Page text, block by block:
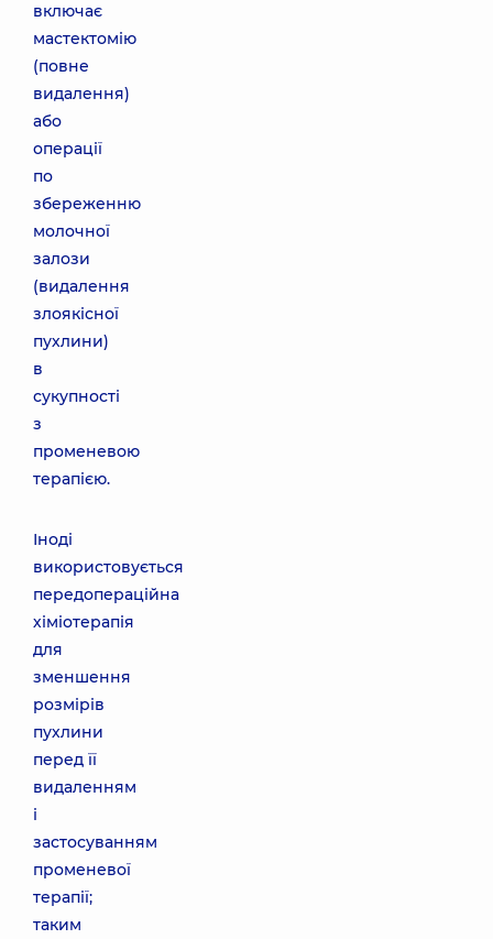
включає
мастектомію
(повне
видалення)
або
операції
по
збереженню
молочної
залози
(видалення
злоякісної
пухлини)
в
сукупності
з
променевою
терапією.
Іноді
використовується
передопераційна
хіміотерапія
для
зменшення
розмірів
пухлини
перед її
видаленням
і
застосуванням
променевої
терапії;
таким